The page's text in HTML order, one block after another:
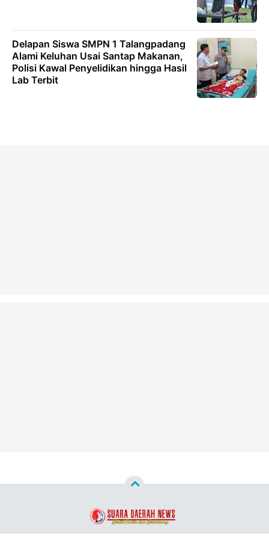
Delapan Siswa SMPN 1 Talangpadang
Alami Keluhan Usai Santap Makanan,
Polisi Kawal Penyelidikan hingga Hasil
Lab Terbit
Copyright ©2026Suara Daerah News™